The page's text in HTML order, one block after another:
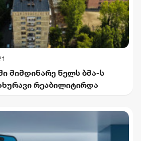
მიმდინარე წელს ბმა-ს
რეაბილიტირდა